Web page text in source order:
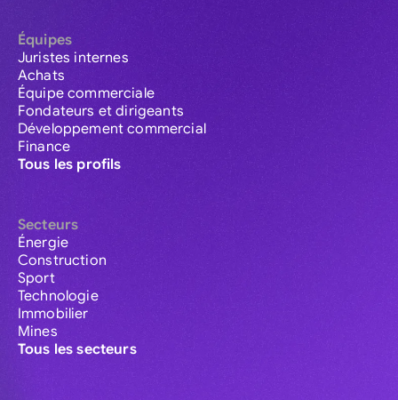
Équipes
Juristes internes
Achats
Équipe commerciale
Fondateurs et dirigeants
Développement commercial
Finance
Tous les profils
Secteurs
Énergie
Construction
Sport
Technologie
Immobilier
Mines
Tous les secteurs